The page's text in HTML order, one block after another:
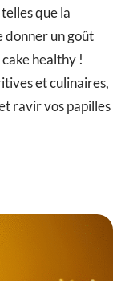
telles que la
donner un goût
healthy !
et culinaires,
ravir vos papilles